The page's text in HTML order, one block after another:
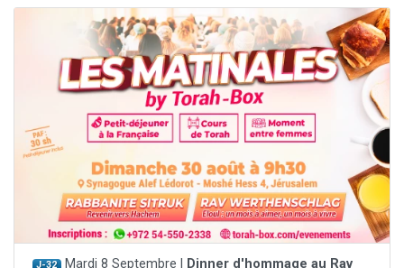
J-32 Mardi 8 Septembre |
Dinner d'hommage au Rav